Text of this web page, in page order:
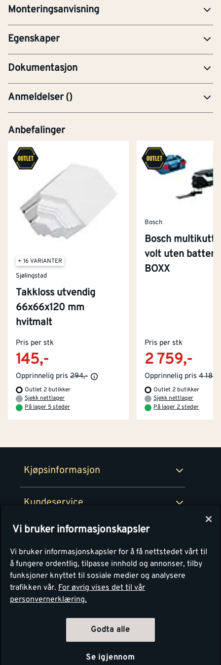
Monteringsanvisning
Egenskaper
Tomgangsturtall 1.
[1/min]
Dokumentasjon
PRE-Produktdatablad
Anmeldelser()
Anbefalinger
+ 16 VARIANTER
Sjølingstad
Takkloss utvendig
66x66x120 mm
hvitmalt
Pris per stk
145,-
Opprinnelig pris 294,-
Outlet 2 butikker
Sjekk nettlager
På lager 5 steder
Bosch
Bosch
volt uten batteri
BOXX
Pris per stk
2 759,-
Opprinnelig pris 4
Outlet 2 butikker
Sjekk nettlager
På lager 2 steder
Kjøpsinformasjon
Kjøpsbetingelser
Betaling
Retur- og angrerettsskjema
Kundeservice
Kontakt oss
Tjenester
Montér Klubb
Montér
Om Montér
Byggevarehus og åpningstider
Prismatch
Personvern
Vi bruker informasjonskapsler
Vi bruker informasjonskapsler for å få nettstedet vårt til
å fungere ordentlig, tilpasse innhold og annonser, tilby
funksjoner knyttet til sosiale medier og analysere
trafikken vår. For øvrig vises det til vår
personvernerklæring.
Godta alle
Se igjennom